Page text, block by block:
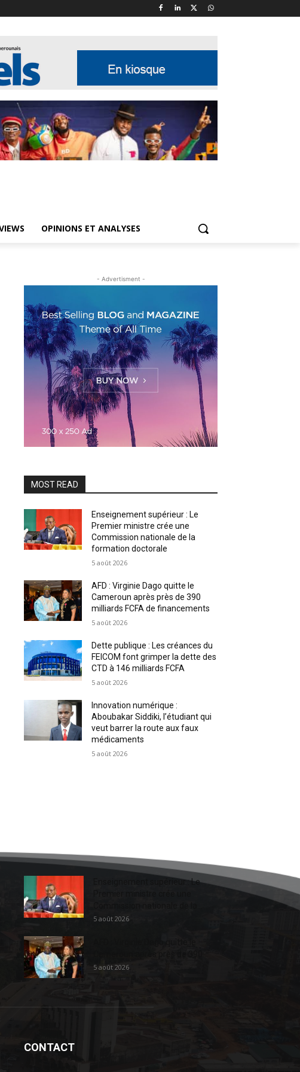
OPINIONS ET ANALYSES
- Advertisment -
MOST READ
Enseignement supérieur : Le
Premier ministre crée une
Commission nationale de la
formation doctorale
5 août 2026
AFD : Virginie Dago quitte le
Cameroun après près de 390
milliards FCFA de financements
5 août 2026
Dette publique : Les créances du
FEICOM font grimper la dette des
CTD à 146 milliards FCFA
5 août 2026
Innovation numérique :
Aboubakar Siddiki, l’étudiant qui
veut barrer la route aux faux
médicaments
5 août 2026
Enseignement supérieur : Le
5 août 2026
5 août 2026
CONTACT